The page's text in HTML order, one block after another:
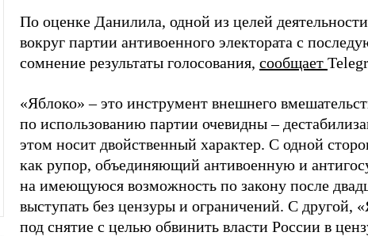
По оценке Данилила, одной из целей
вокруг партии антивоенного электората с
сомнение результаты голосования, сообщает
«Яблоко» – это инструмент внешнего
по использованию партии очевидны –
этом носит двойственный характер. С одной
как рупор, объединяющий антивоенную и
на имеющуюся возможность по закону после
выступать без цензуры и ограничений. С другой,
под снятие с целью обвинить власти России в